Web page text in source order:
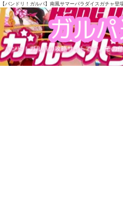
【バンドリ！ガルパ】南風サマーパラダイスガチャ登